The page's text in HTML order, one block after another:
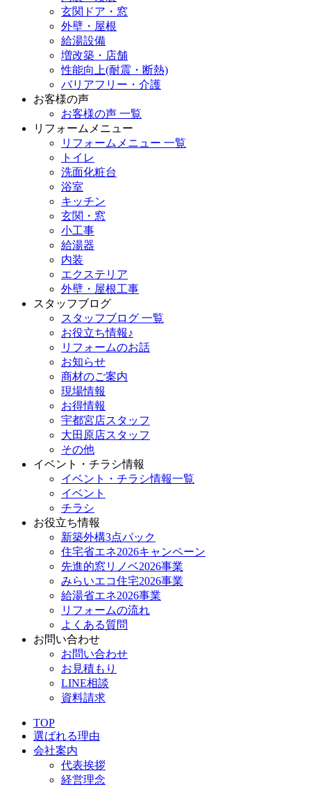
玄関ドア・窓
外壁・屋根
給湯設備
増改築・店舗
性能向上(耐震・断熱)
バリアフリー・介護
お客様の声
お客様の声 一覧
リフォームメニュー
リフォームメニュー 一覧
トイレ
洗面化粧台
浴室
キッチン
玄関・窓
小工事
給湯器
内装
エクステリア
外壁・屋根工事
スタッフブログ
スタッフブログ 一覧
お役立ち情報♪
リフォームのお話
お知らせ
商材のご案内
現場情報
お得情報
宇都宮店スタッフ
大田原店スタッフ
その他
イベント・チラシ情報
イベント・チラシ情報一覧
イベント
チラシ
お役立ち情報
新築外構3点パック
住宅省エネ2026キャンペーン
先進的窓リノベ2026事業
みらいエコ住宅2026事業
給湯省エネ2026事業
リフォームの流れ
よくある質問
お問い合わせ
お問い合わせ
お見積もり
LINE相談
資料請求
TOP
選ばれる理由
会社案内
代表挨拶
経営理念